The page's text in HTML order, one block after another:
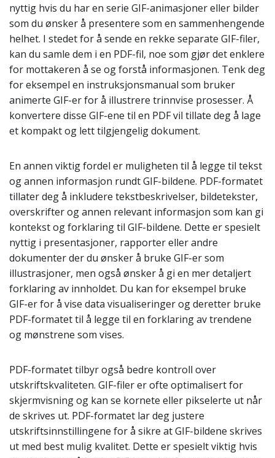
nyttig hvis du har en serie GIF-animasjoner eller bilder
som du ønsker å presentere som en sammenhengende
helhet. I stedet for å sende en rekke separate GIF-filer,
kan du samle dem i en PDF-fil, noe som gjør det enklere
for mottakeren å se og forstå informasjonen. Tenk deg
for eksempel en instruksjonsmanual som bruker
animerte GIF-er for å illustrere trinnvise prosesser. Å
konvertere disse GIF-ene til en PDF vil tillate deg å lage
et kompakt og lett tilgjengelig dokument.
En annen viktig fordel er muligheten til å legge til tekst
og annen informasjon rundt GIF-bildene. PDF-formatet
tillater deg å inkludere tekstbeskrivelser, bildetekster,
overskrifter og annen relevant informasjon som kan gi
kontekst og forklaring til GIF-bildene. Dette er spesielt
nyttig i presentasjoner, rapporter eller andre
dokumenter der du ønsker å bruke GIF-er som
illustrasjoner, men også ønsker å gi en mer detaljert
forklaring av innholdet. Du kan for eksempel bruke
GIF-er for å vise data visualiseringer og deretter bruke
PDF-formatet til å legge til en forklaring av trendene
og mønstrene som vises.
PDF-formatet tilbyr også bedre kontroll over
utskriftskvaliteten. GIF-filer er ofte optimalisert for
skjermvisning og kan se kornete eller pikselerte ut når
de skrives ut. PDF-formatet lar deg justere
utskriftsinnstillingene for å sikre at GIF-bildene skrives
ut med best mulig kvalitet. Dette er spesielt viktig hvis